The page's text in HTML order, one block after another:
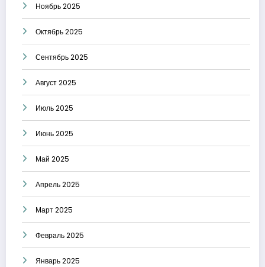
Ноябрь 2025
Октябрь 2025
Сентябрь 2025
Август 2025
Июль 2025
Июнь 2025
Май 2025
Апрель 2025
Март 2025
Февраль 2025
Январь 2025